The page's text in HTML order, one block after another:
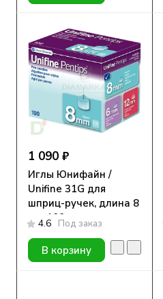
1 090 ₽
Иглы Юнифайн /
Unifine 31G для
шприц-ручек, длина 8
мм, 100 шт.
4.6 Под заказ
В корзину